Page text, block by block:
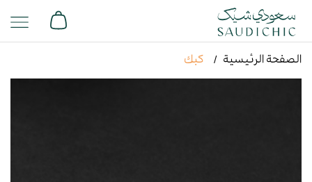
الصفحة الرئيسية كبك